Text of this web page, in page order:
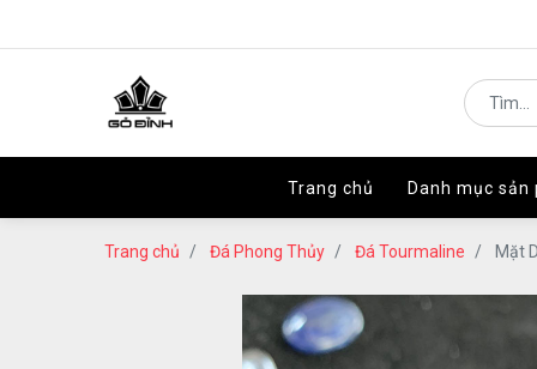
Trang chủ Danh mục sản
Trang chủ Danh mục sản
Trang chủ Đá Phong Thủy Đá Tourmaline Mặt